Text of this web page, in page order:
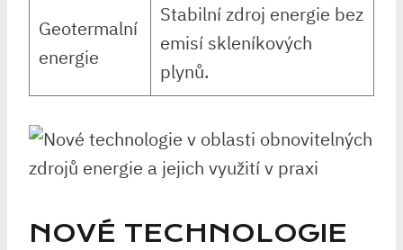
Geotermalní
energie
Stabilní zdroj energie bez
emisí skleníkových
plynů.
NOVÉ TECHNOLOGIE